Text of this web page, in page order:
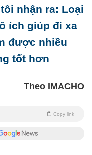
nhận ra: Loại
ích giúp đi xa
được nhiều
tốt hơn
Theo IMACHO
Copy link